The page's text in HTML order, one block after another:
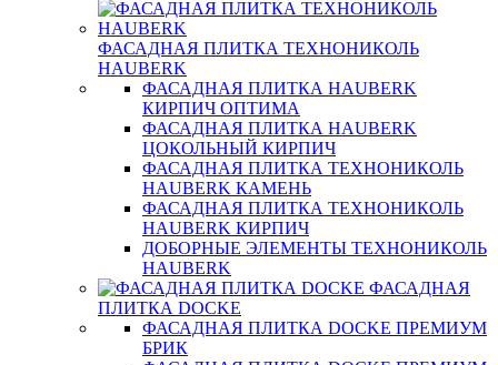
ФАСАДНАЯ ПЛИТКА ТЕХНОНИКОЛЬ
HAUBERK
ФАСАДНАЯ ПЛИТКА HAUBERK
КИРПИЧ ОПТИМА
ФАСАДНАЯ ПЛИТКА HAUBERK
ЦОКОЛЬНЫЙ КИРПИЧ
ФАСАДНАЯ ПЛИТКА ТЕХНОНИКОЛЬ
HAUBERK КАМЕНЬ
ФАСАДНАЯ ПЛИТКА ТЕХНОНИКОЛЬ
HAUBERK КИРПИЧ
ДОБОРНЫЕ ЭЛЕМЕНТЫ ТЕХНОНИКОЛЬ
HAUBERK
ФАСАДНАЯ
ПЛИТКА DOCKE
ФАСАДНАЯ ПЛИТКА DOCKE ПРЕМИУМ
БРИК